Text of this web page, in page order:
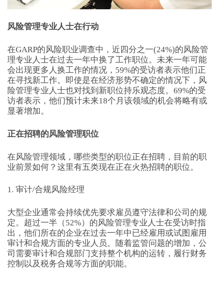
风险管理专业人士在行动
在GARP的风险职业调查中，近四分之一(24%)的风险管
理专业人士在过去一年中换了工作职位。未来一年可能
会出现更多人换工作的情况，59%的受访者表示他们正
在寻找新工作。即使是在经济形势不确定的情况下，风
险管理专业人士也对找到新职位持乐观态度。69%的受
访者表示，他们预计未来18个月该领域的机会将略有或
显著增加。
正在招聘的风险管理职位
在风险管理领域，哪些类型的职位正在招聘，目前的职
业前景如何？这里有五类现在正在火热招聘的职位。
1. 审计/合规风险经理
大型企业通常会持续优先要求雇员遵守法律和公司的规
定。超过一半（52%）的风险管理专业人士在受访时指
出，他们所在的企业在过去一年中已经雇用或试图雇用
审计和合规方面的专业人员。随着监管问题的增加，公
司需要审计和合规部门支持整个机构的运转，履行财务
控制以及税务合规等方面的职能。